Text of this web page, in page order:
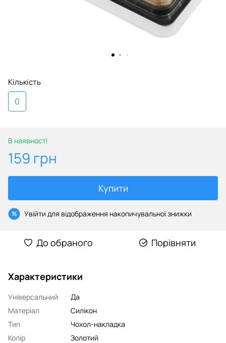
Кількість
0
В наявності
159 грн
Купити
% Увійти для відображення накопичувальної знижки
До обраного Порівняти
Характеристики
Універсальний
Да
Матеріал
Силікон
Тип
Чохол-накладка
Колір
Золотий